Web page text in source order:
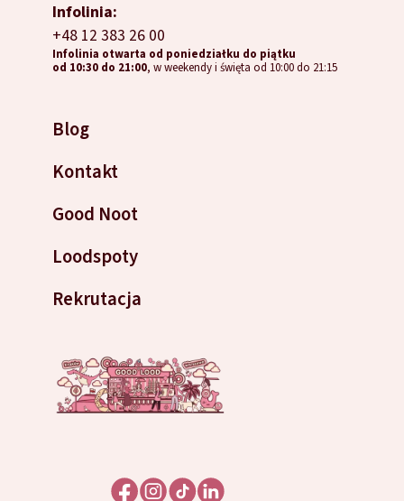
Infolinia:
+48 12 383 26 00
Infolinia otwarta od poniedziałku do piątku
od 10:30 do 21:00, w weekendy i święta od 10:00 do 21:15
Blog
Kontakt
Good Noot
Loodspoty
Rekrutacja